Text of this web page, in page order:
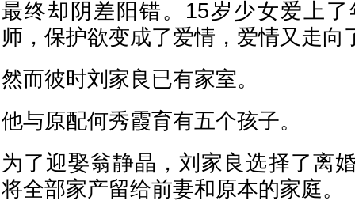
最终却阴差阳错。15岁少女爱上
师，保护欲变成了爱情，爱情又走向
然而彼时刘家良已有家室。
他与原配何秀霞育有五个孩子。
为了迎娶翁静晶，刘家良选择了离
将全部家产留给前妻和原本的家庭。